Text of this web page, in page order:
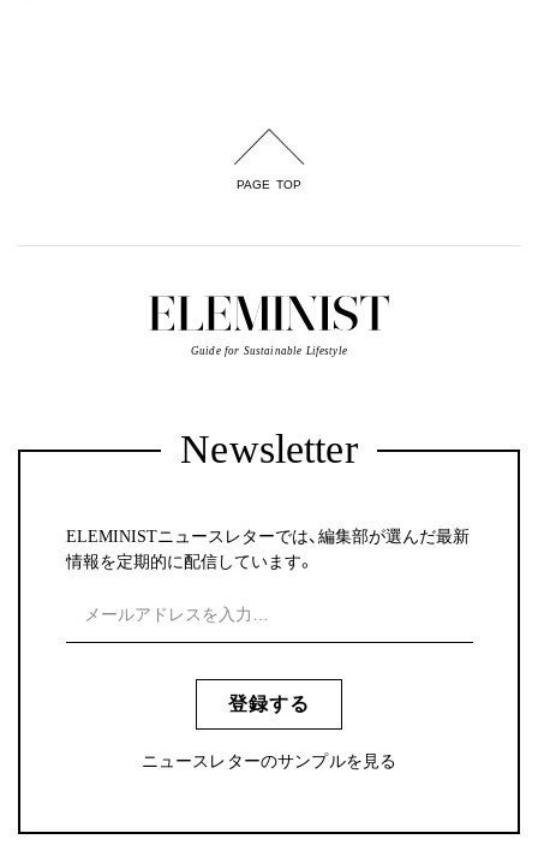
PAGE TOP
Guide for Sustainable Lifestyle
Newsletter
ELEMINISTニュースレターでは、編集部が選んだ最新
情報を定期的に配信しています。
登録する
ニュースレターのサンプルを見る